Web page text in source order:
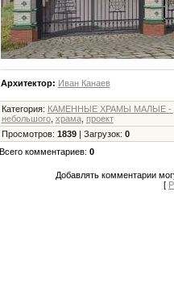
Архитектор: Иван Канаев
Категория: КАМЕННЫЕ ХРАМЫ МАЛЫЕ -
небольшого, храма, проект
Просмотров: 1839| Загрузок: 0
Всего комментариев: 0
Добавлять комментарии
[